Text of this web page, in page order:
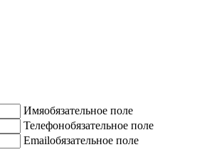
Имяобязательное поле
Телефонобязательное поле
Emailобязательное поле